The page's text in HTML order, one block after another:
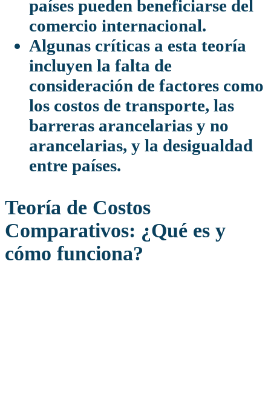
países pueden beneficiarse del
comercio internacional.
Algunas críticas a esta teoría
incluyen la falta de
consideración de factores como
los costos de transporte, las
barreras arancelarias y no
arancelarias, y la desigualdad
entre países.
Teoría de Costos
Comparativos: ¿Qué es y
cómo funciona?